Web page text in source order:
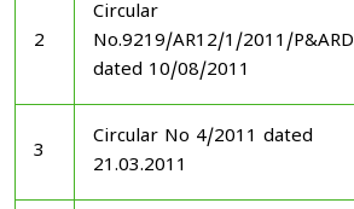
2
Circular
No.9219/AR12/1/2011/P&ARD
dated 10/08/2011
3
Circular No 4/2011 dated
21.03.2011